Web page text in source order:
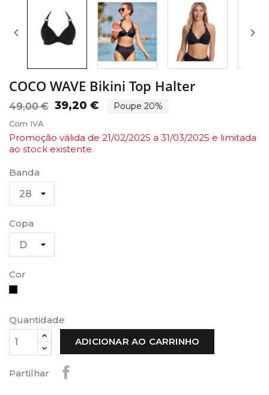
 
COCO WAVE Bikini Top Halter
49,00 € 39,20 € Poupe 20%
Com IVA
Promoção válida de 21/02/2025 a 31/03/2025 e limitada
ao stock existente.
Banda
Copa
Cor
Preto
Quantidade
ADICIONAR AO CARRINHO
Partilhar